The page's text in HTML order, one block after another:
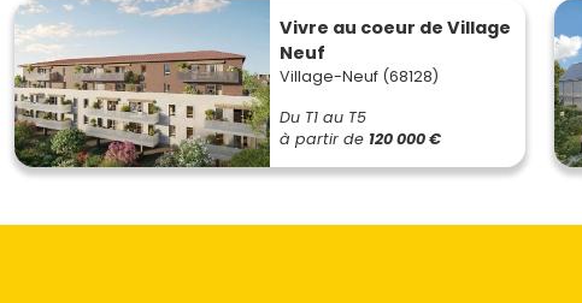
Vivre au coeur de Village
Neuf
Village-Neuf (68128)
Du T1 au T5
à partir de 120 000 €